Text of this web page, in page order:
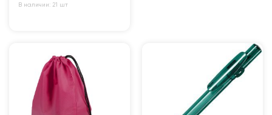
В наличии: 21 шт